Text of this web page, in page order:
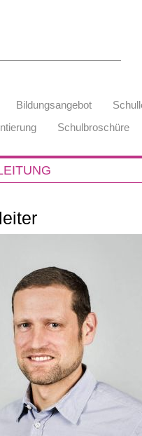
Bildungsangebot
Schulbroschüre